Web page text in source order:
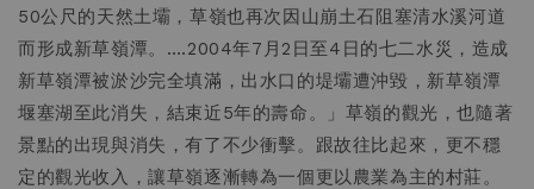
50公尺的天然土壩，草嶺也再次因山崩土石阻塞清水溪河道
而形成新草嶺潭。….2004年7月2日至4日的七二水災，造成
新草嶺潭被淤沙完全填滿，出水口的堤壩遭沖毀，新草嶺潭
堰塞湖至此消失，結束近5年的壽命。」草嶺的觀光，也隨著
景點的出現與消失，有了不少衝擊。跟故往比起來，更不穩
定的觀光收入，讓草嶺逐漸轉為一個更以農業為主的村莊。